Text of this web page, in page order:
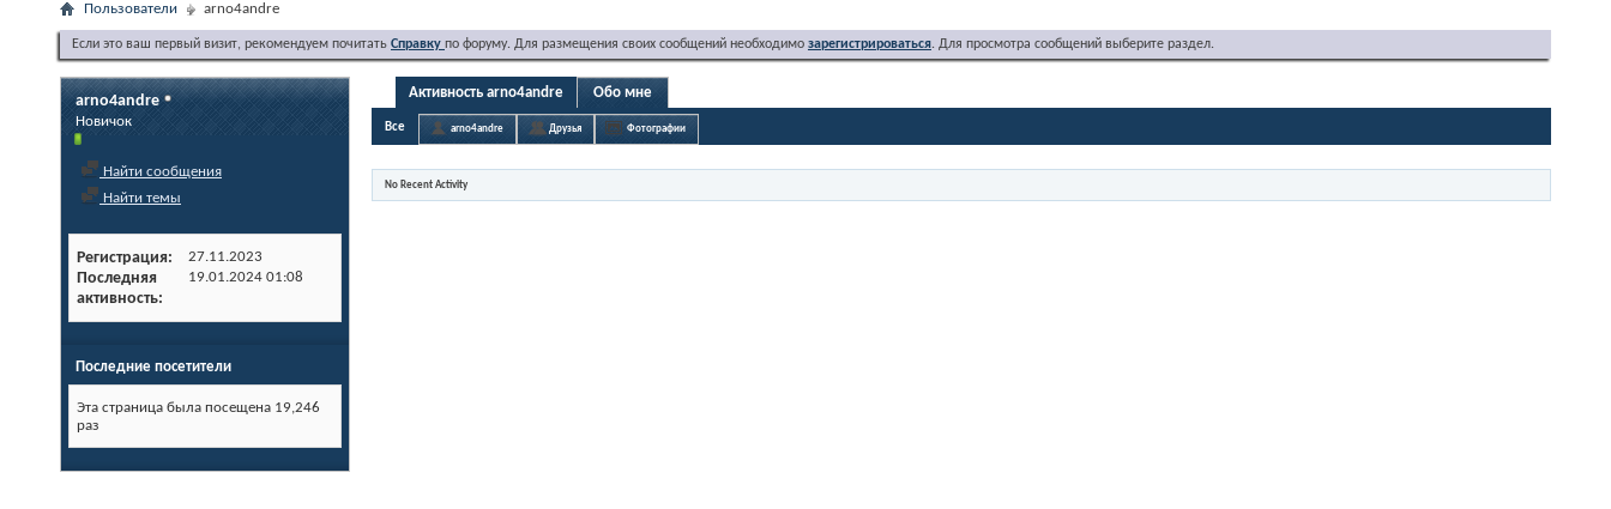
Пользователи arno4andre
Если это ваш первый визит, рекомендуем почитать Справку по форуму. Для размещения своих сообщений необходимо зарегистрироваться. Для просмотра сообщений выберите раздел.
arno4andre
Новичок
Найти сообщения
Найти темы
Регистрация 27.11.2023
Последняя
активность
19.01.2024 01:08
Последние посетители
Эта страница была посещена 19,246
раз
Активность arno4andre Обо мне
Все arno4andre Друзья Фотографии
No Recent Activity